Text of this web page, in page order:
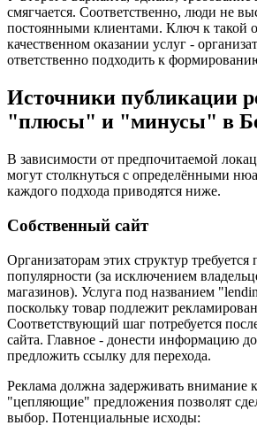
смягчается. Соответственно, люди не
постоянными клиентами. Ключ к такой
качественном оказании услуг -
ответственно подходить к
Источники публикации
"плюсы" и "минусы" в
В зависимости от предпочитаемой
могут столкнуться с определёнными
каждого подхода приводятся ниже.
Собственный сайт
Организаторам этих структур
популярности (за исключением
магазинов). Услуга под названием
поскольку товар подлежит
Соответствующий шаг потребуется
сайта. Главное - донести информацию
предложить ссылку для перехода.
Реклама должна задерживать внимание
"цепляющие" предложения позволят
выбор. Потенциальные исходы: